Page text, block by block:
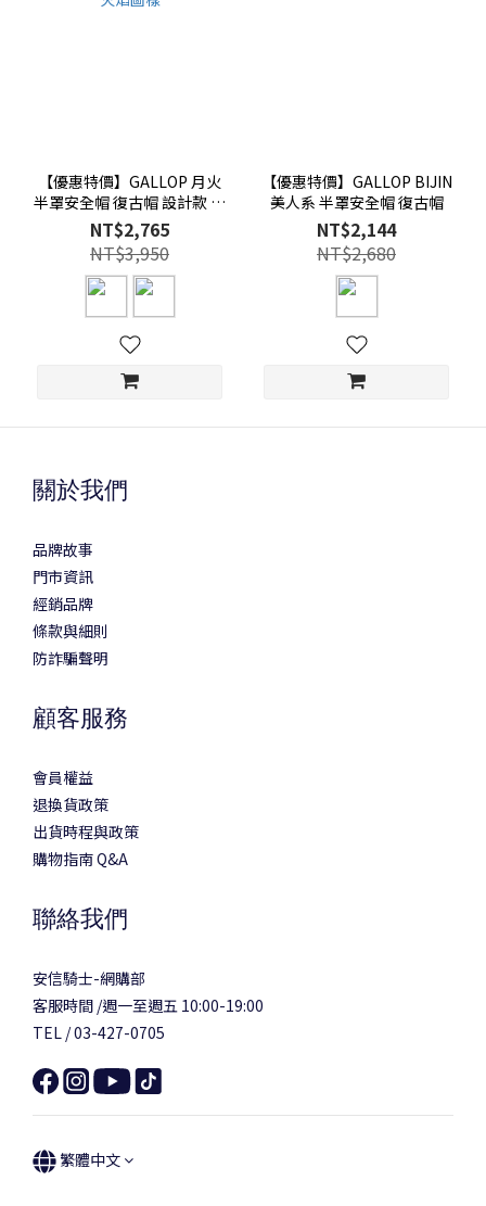
【優惠特價】GALLOP 月火
半罩安全帽 復古帽 設計款 金
箔火焰圖樣
NT$2,765
NT$3,950
【優惠特價】GALLOP BIJIN
美人系 半罩安全帽 復古帽
NT$2,144
NT$2,680
關於我們
品牌故事
門市資訊
經銷品牌
條款與細則
防詐騙聲明
顧客服務
會員權益
退換貨政策
出貨時程與政策
購物指南 Q&A
聯絡我們
安信騎士-網購部
客服時間 /週一至週五 10:00-19:00
TEL / 03-427-0705
繁體中文